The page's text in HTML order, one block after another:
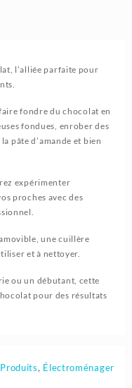
l’alliée parfaite pour
fondre du chocolat en
fondues, enrober des
pâte d’amande et bien
expérimenter
proches avec des
une cuillère
et à nettoyer.
ou un débutant, cette
pour des résultats
, Électroménager